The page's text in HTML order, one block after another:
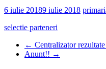
6 iulie 20189 iulie 2018
selectie parteneri
← Centralizator
Anunt!! →